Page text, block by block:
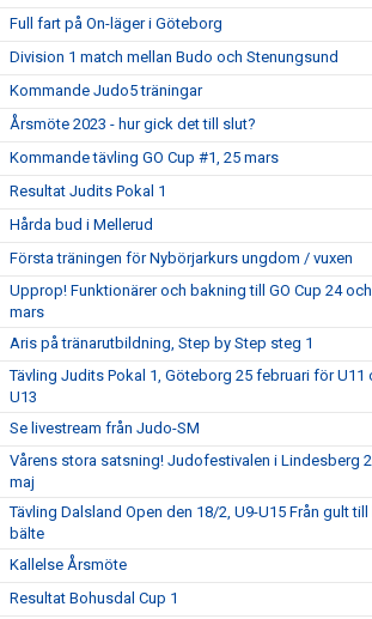
Full fart på On-läger i Göteborg
Division 1 match mellan Budo och Stenungsund
Kommande Judo5 träningar
Årsmöte 2023 - hur gick det till slut?
Kommande tävling GO Cup #1, 25 mars
Resultat Judits Pokal 1
Hårda bud i Mellerud
Första träningen för Nybörjarkurs ungdom / vuxen
Upprop! Funktionärer och bakning till GO Cup 24
mars
Aris på tränarutbildning, Step by Step steg 1
Tävling Judits Pokal 1, Göteborg 25 februari för U11
U13
Se livestream från Judo-SM
Vårens stora satsning! Judofestivalen i Lindesberg
maj
Tävling Dalsland Open den 18/2, U9-U15 Från gult
bälte
Kallelse Årsmöte
Resultat Bohusdal Cup 1